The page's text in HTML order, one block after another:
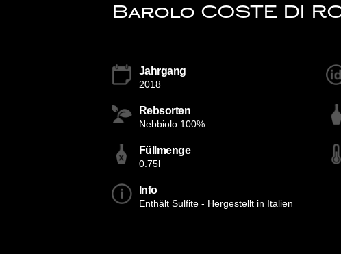
Barolo COSTE DI
Jahrgang
2018
Rebsorten
Nebbiolo 100%
Füllmenge
0.75l
Info
Enthält Sulfite - Hergestellt in Italien